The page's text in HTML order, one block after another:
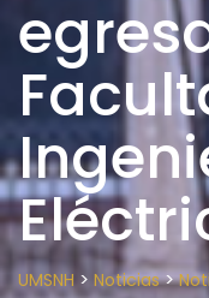
UMSNH > Noticias>